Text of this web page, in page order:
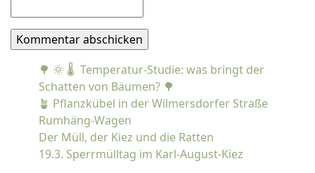
🌳 🌞 🌡️ Temperatur-Studie: was bringt der
Schatten von Bäumen? 🌳
🪴 Pflanzkübel in der Wilmersdorfer Straße
Rumhäng-Wagen
Der Müll, der Kiez und die Ratten
19.3. Sperrmülltag im Karl-August-Kiez